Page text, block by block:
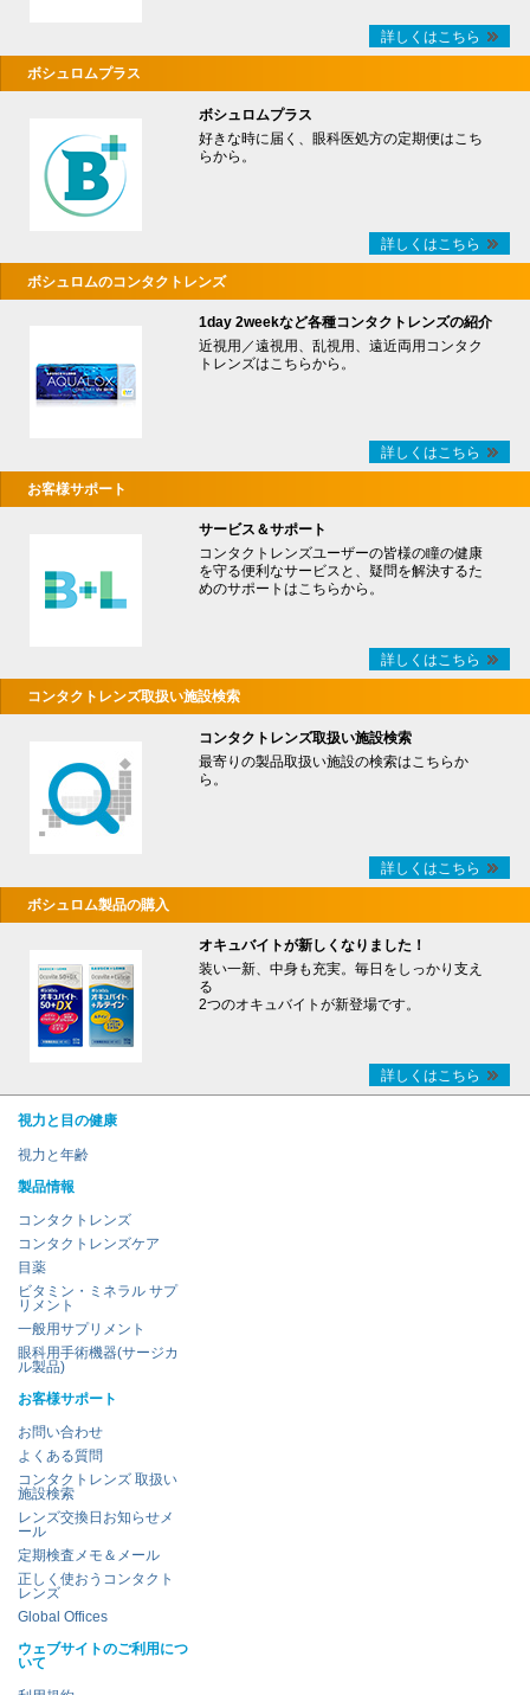
詳しくはこちら
ボシュロムプラス
ボシュロムプラス
好きな時に届く、眼科医処方の定期便はこち
らから。
詳しくはこちら
ボシュロムのコンタクトレンズ
1day 2weekなど各種コンタクトレンズの紹介
近視用／遠視用、乱視用、遠近両用コンタク
トレンズはこちらから。
詳しくはこちら
お客様サポート
サービス＆サポート
コンタクトレンズユーザーの皆様の瞳の健康
を守る便利なサービスと、疑問を解決するた
めのサポートはこちらから。
詳しくはこちら
コンタクトレンズ取扱い施設検索
コンタクトレンズ取扱い施設検索
最寄りの製品取扱い施設の検索はこちらか
ら。
詳しくはこちら
ボシュロム製品の購入
オキュバイトが新しくなりました！
装い一新、中身も充実。毎日をしっかり支え
る
2つのオキュバイトが新登場です。
詳しくはこちら
視力と目の健康
視力と年齢
製品情報
コンタクトレンズ
コンタクトレンズケア
目薬
ビタミン・ミネラル サプ
リメント
一般用サプリメント
眼科用手術機器(サージカ
ル製品)
お客様サポート
お問い合わせ
よくある質問
コンタクトレンズ 取扱い
施設検索
レンズ交換日お知らせメ
ール
定期検査メモ＆メール
正しく使おうコンタクト
レンズ
Global Offices
ウェブサイトのご利用につ
いて